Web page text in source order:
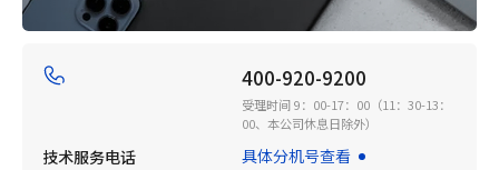
技术服务电话
400-920-9200
受理时间 9：00-17：00（11：30-13：
00、本公司休息日除外）
具体分机号查看